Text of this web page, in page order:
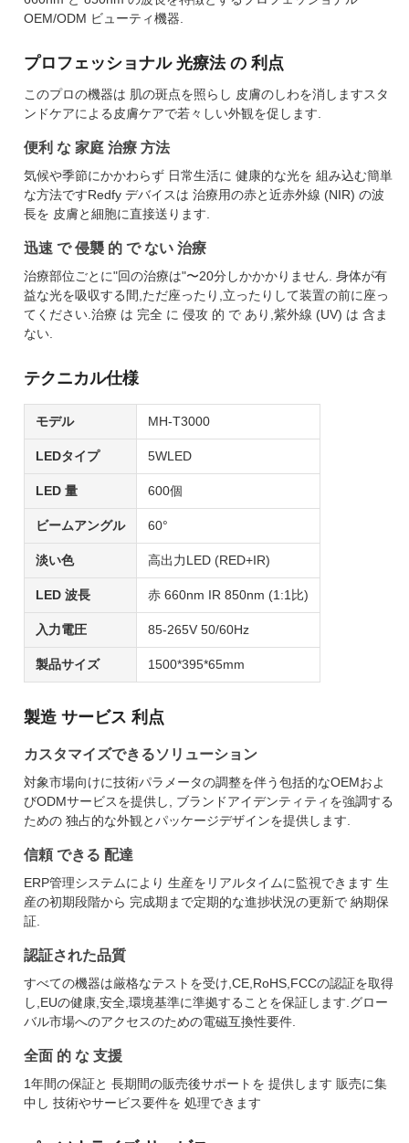
OEM/ODM ビューティ機器.
プロフェッショナル 光療法 の 利点
このプロの機器は 肌の斑点を照らし 皮膚のしわを消しますスタ
ンドケアによる皮膚ケアで若々しい外観を促します.
便利 な 家庭 治療 方法
気候や季節にかかわらず 日常生活に 健康的な光を 組み込む簡単
な方法ですRedfy デバイスは 治療用の赤と近赤外線 (NIR) の波
長を 皮膚と細胞に直接送ります.
迅速 で 侵襲 的 で ない 治療
治療部位ごとに"回の治療は"〜20分しかかかりません. 身体が有
益な光を吸収する間,ただ座ったり,立ったりして装置の前に座っ
てください.治療 は 完全 に 侵攻 的 で あり,紫外線 (UV) は 含ま
ない.
テクニカル仕様
モデル MH-T3000
LEDタイプ 5WLED
LED 量 600個
ビームアングル 60°
淡い色 高出力LED (RED+IR)
LED 波長 赤 660nm IR 850nm (1:1比)
入力電圧 85-265V 50/60Hz
製品サイズ 1500*395*65mm
製造 サービス 利点
カスタマイズできるソリューション
対象市場向けに技術パラメータの調整を伴う包括的なOEMおよ
びODMサービスを提供し, ブランドアイデンティティを強調する
ための 独占的な外観とパッケージデザインを提供します.
信頼 できる 配達
ERP管理システムにより 生産をリアルタイムに監視できます 生
産の初期段階から 完成期まで定期的な進捗状況の更新で 納期保
証.
認証された品質
すべての機器は厳格なテストを受け,CE,RoHS,FCCの認証を取得
し,EUの健康,安全,環境基準に準拠することを保証します.グロー
バル市場へのアクセスのための電磁互換性要件.
全面 的 な 支援
1年間の保証と 長期間の販売後サポートを 提供します 販売に集
中し 技術やサービス要件を 処理できます